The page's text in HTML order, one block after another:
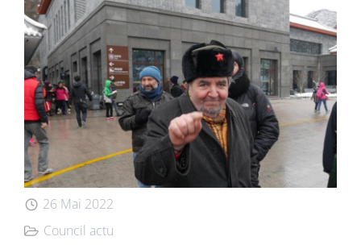
26 Mai 2022
Council actu